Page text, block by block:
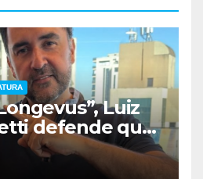
Luiz
defende que
uma nova
a vida